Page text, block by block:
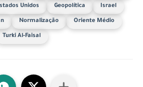
Unidos Geopolítica Israel
Normalização Oriente Médio
Turki Al-Faisal